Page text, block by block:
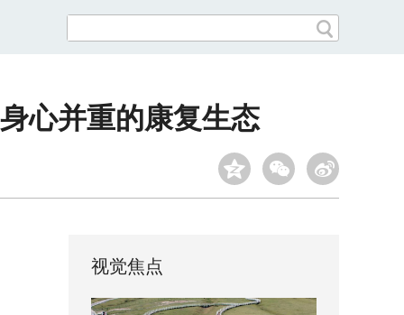
心并重的康复生态
视觉焦点